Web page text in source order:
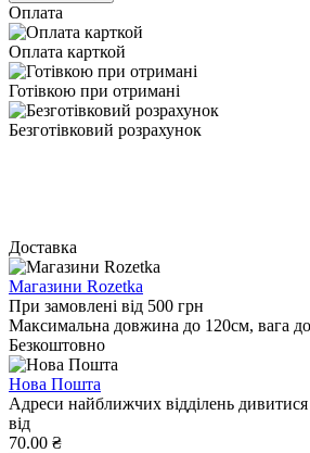
Оплата
Оплата карткой
Готівкою при отримані
Безготівковий розрахунок
Доставка
Магазини Rozetka
При замовлені від 500 грн
Максимальна довжина до 120см, вага
Безкоштовно
Нова Пошта
Адреси найближчих відділень дивитися
від
70.00 ₴